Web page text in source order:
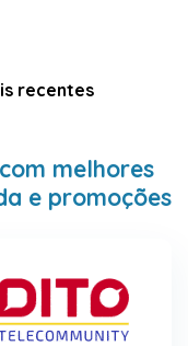
recentes
melhores
e promoções